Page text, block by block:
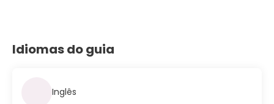
Idiomas do guia
Inglês